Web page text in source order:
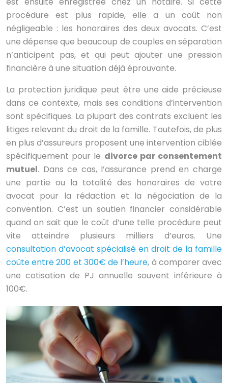
procédure est plus rapide, elle a un coût non
négligeable : les honoraires des deux avocats. C’est
une dépense que beaucoup de couples en séparation
n’anticipent pas, et qui peut ajouter une pression
financière à une situation déjà éprouvante.
La protection juridique peut être une aide précieuse
dans ce contexte, mais ses conditions d’intervention
sont spécifiques. La plupart des contrats excluent les
litiges relevant du droit de la famille. Toutefois, de plus
en plus d’assureurs proposent une intervention ciblée
spécifiquement pour le divorce par consentement
mutuel. Dans ce cas, l’assurance prend en charge
une partie ou la totalité des honoraires de votre
avocat pour la rédaction et la négociation de la
convention. C’est un soutien financier considérable
quand on sait que le coût d’une telle procédure peut
vite atteindre plusieurs milliers d’euros. Une
consultation d’avocat spécialisé en droit de la famille
coûte entre 200 et 300€ de l’heure, à comparer avec
une cotisation de PJ annuelle souvent inférieure à
100€.